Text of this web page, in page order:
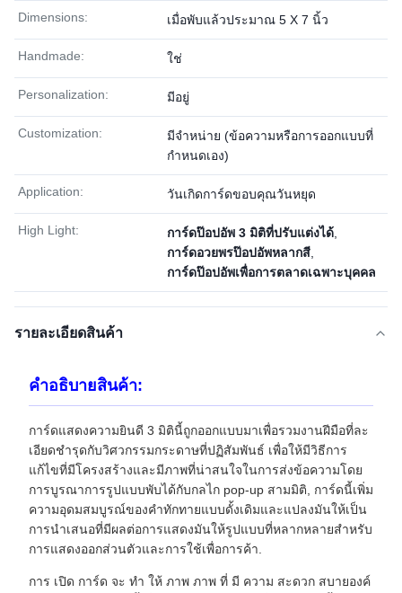
Dimensions: เมื่อพับแล้วประมาณ 5 X 7 นิ้ว
Handmade: ใช่
Personalization: มีอยู่
Customization:
มีจำหน่าย (ข้อความหรือการออกแบบที่
กำหนดเอง)
Application: วันเกิดการ์ดขอบคุณวันหยุด
High Light: การ์ดป๊อปอัพ 3 มิติที่ปรับแต่งได้
การ์ดอวยพรป๊อปอัพหลากสี
การ์ดป๊อปอัพเพื่อการตลาดเฉพาะบุคคล
รายละเอียดสินค้า
คําอธิบายสินค้า:
การ์ดแสดงความยินดี 3 มิตินี้ถูกออกแบบมาเพื่อรวมงานฝีมือที่ละ
เอียดชํารุดกับวิศวกรรมกระดาษที่ปฏิสัมพันธ์ เพื่อให้มีวิธีการ
แก้ไขที่มีโครงสร้างและมีภาพที่น่าสนใจในการส่งข้อความโดย
การบูรณาการรูปแบบพับได้กับกลไก pop-up สามมิติ, การ์ดนี้เพิ่ม
ความอุดมสมบูรณ์ของคําทักทายแบบดั้งเดิมและแปลงมันให้เป็น
การนําเสนอที่มีผลต่อการแสดงมันให้รูปแบบที่หลากหลายสําหรับ
การแสดงออกส่วนตัวและการใช้เพื่อการค้า.
การ เปิด การ์ด จะ ทํา ให้ ภาพ ภาพ ที่ มี ความ สะดวก สบายองค์